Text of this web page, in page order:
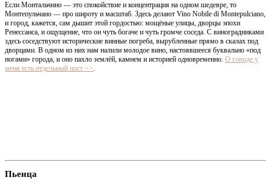
Если Монтальчино — это спокойствие и концентрация на одном шедевре, то
Монтепульчано — про широту и масштаб. Здесь делают Vino Nobile di Montepulciano,
и город, кажется, сам дышит этой гордостью: мощёные улицы, дворцы эпохи
Ренессанса, и ощущение, что он чуть богаче и чуть громче соседа. С виноградниками
здесь соседствуют исторические винные погреба, вырубленные прямо в скалах под
дворцами. В одном из них нам налили молодое вино, настоявшееся буквально «под
ногами» города, и оно пахло землёй, камнем и историей одновременно. О городе у
меня есть отдельный пост >>.
Пьенца